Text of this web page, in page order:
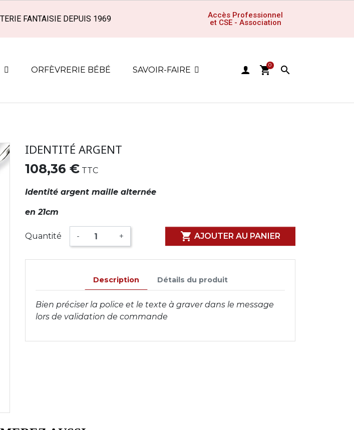
FANTAISIE DEPUIS 1969
Accès Professionnel
et CSE - Association
ORFÈVRERIE BÉBÉ SAVOIR-FAIRE shopping_cart
0 
IDENTITÉ ARGENT
108,36 € TTC
Identité argent maille alternée
en 21cm
Quantité - +  AJOUTER AU PANIER
Description Détails du produit
Bien préciser la police et le texte à graver dans le message
lors de validation de commande